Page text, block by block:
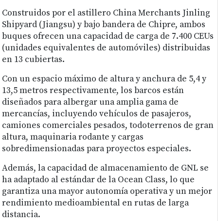
Construidos por el astillero China Merchants Jinling
Shipyard (Jiangsu) y bajo bandera de Chipre, ambos
buques ofrecen una capacidad de carga de 7.400 CEUs
(unidades equivalentes de automóviles) distribuidas
en 13 cubiertas.
Con un espacio máximo de altura y anchura de 5,4 y
13,5 metros respectivamente, los barcos están
diseñados para albergar una amplia gama de
mercancías, incluyendo vehículos de pasajeros,
camiones comerciales pesados, todoterrenos de gran
altura, maquinaria rodante y cargas
sobredimensionadas para proyectos especiales.
Además, la capacidad de almacenamiento de GNL se
ha adaptado al estándar de la Ocean Class, lo que
garantiza una mayor autonomía operativa y un mejor
rendimiento medioambiental en rutas de larga
distancia.